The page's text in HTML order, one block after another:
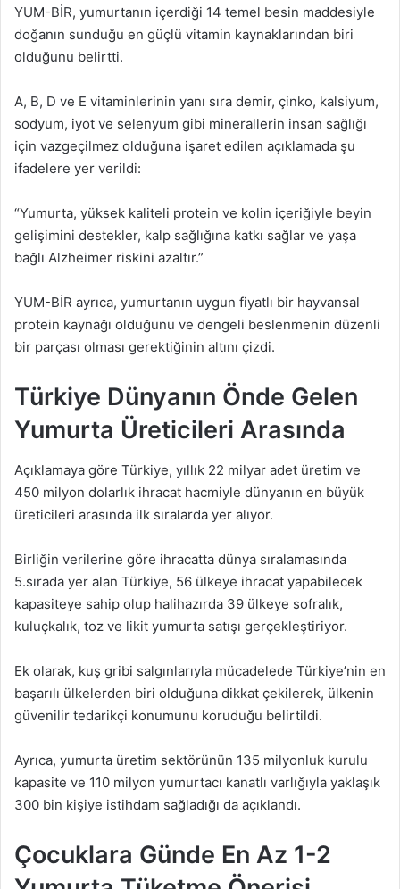
YUM-BİR, yumurtanın içerdiği 14 temel besin maddesiyle
doğanın sunduğu en güçlü vitamin kaynaklarından biri
olduğunu belirtti.
A, B, D ve E vitaminlerinin yanı sıra demir, çinko, kalsiyum,
sodyum, iyot ve selenyum gibi minerallerin insan sağlığı
için vazgeçilmez olduğuna işaret edilen açıklamada şu
ifadelere yer verildi:
“Yumurta, yüksek kaliteli protein ve kolin içeriğiyle beyin
gelişimini destekler, kalp sağlığına katkı sağlar ve yaşa
bağlı Alzheimer riskini azaltır.”
YUM-BİR ayrıca, yumurtanın uygun fiyatlı bir hayvansal
protein kaynağı olduğunu ve dengeli beslenmenin düzenli
bir parçası olması gerektiğinin altını çizdi.
Türkiye Dünyanın Önde Gelen
Yumurta Üreticileri Arasında
Açıklamaya göre Türkiye, yıllık 22 milyar adet üretim ve
450 milyon dolarlık ihracat hacmiyle dünyanın en büyük
üreticileri arasında ilk sıralarda yer alıyor.
Birliğin verilerine göre ihracatta dünya sıralamasında
5.sırada yer alan Türkiye, 56 ülkeye ihracat yapabilecek
kapasiteye sahip olup halihazırda 39 ülkeye sofralık,
kuluçkalık, toz ve likit yumurta satışı gerçekleştiriyor.
Ek olarak, kuş gribi salgınlarıyla mücadelede Türkiye’nin en
başarılı ülkelerden biri olduğuna dikkat çekilerek, ülkenin
güvenilir tedarikçi konumunu koruduğu belirtildi.
Ayrıca, yumurta üretim sektörünün 135 milyonluk kurulu
kapasite ve 110 milyon yumurtacı kanatlı varlığıyla yaklaşık
300 bin kişiye istihdam sağladığı da açıklandı.
Çocuklara Günde En Az 1-2